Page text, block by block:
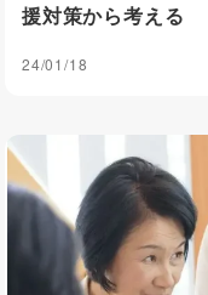
援対策から考える
24/01/18